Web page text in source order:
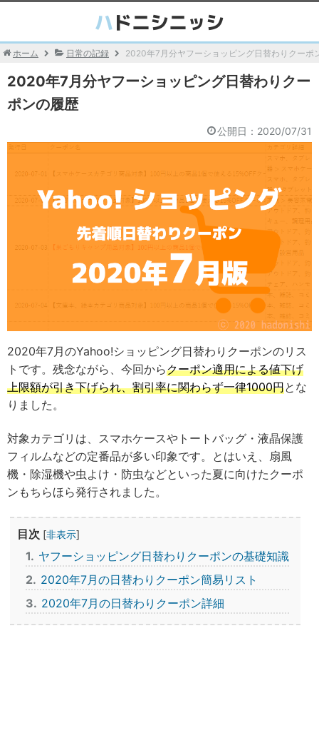
ホーム 日常の記録 2020年7月分ヤフーショッピング日替わりクーポ
2020年7月分ヤフーショッピング日替わりクー
ポンの履歴
公開日： 2020/07/31
2020年7月のYahoo!ショッピング日替わりクーポンのリス
トです。残念ながら、今回からクーポン適用による値下げ
上限額が引き下げられ、割引率に関わらず一律1000円とな
りました。
対象カテゴリは、スマホケースやトートバッグ・液晶保護
フィルムなどの定番品が多い印象です。とはいえ、扇風
機・除湿機や虫よけ・防虫などといった夏に向けたクーポ
ンもちらほら発行されました。
目次 [非表示]
1
ヤフーショッピング日替わりクーポンの基礎知識
2 2020年7月の日替わりクーポン簡易リスト
3
2020年7月の日替わりクーポン詳細